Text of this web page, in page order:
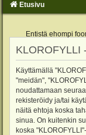
Etusivu
Entistä ehompi
KLOROFYLLI
Käyttämällä
"meidän",
noudattamaan
rekisteröidy ja/tai
näitä ehtoja koska
sinua. On kuitenkin
koska